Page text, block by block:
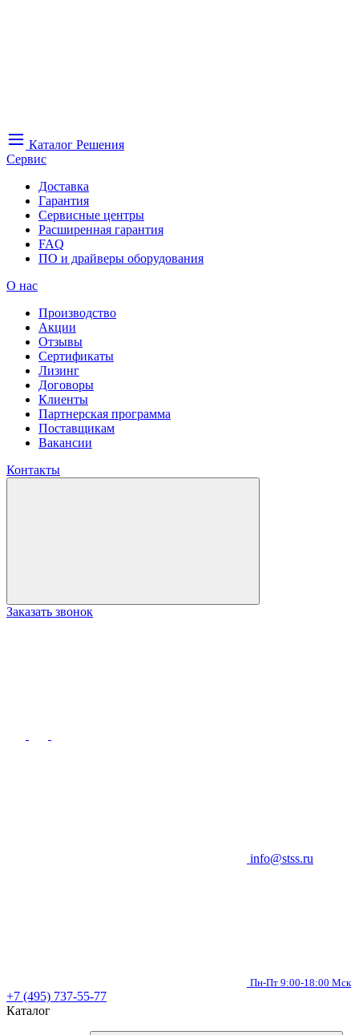
Каталог Решения
Сервис
Доставка
Гарантия
Сервисные центры
Расширенная гарантия
FAQ
ПО и драйверы оборудования
О нас
Производство
Акции
Отзывы
Сертификаты
Лизинг
Договоры
Клиенты
Партнерская программа
Поставщикам
Вакансии
Контакты
Заказать звонок
info@stss.ru
Пн-Пт 9:00-18:00 Мск
+7 (495) 737-55-77
Каталог